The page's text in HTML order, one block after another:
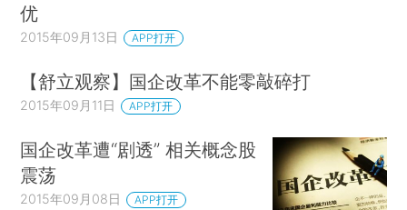
优
2015年09月13日 APP打开
【舒立观察】国企改革不能零敲碎打
2015年09月11日 APP打开
国企改革遭“剧透” 相关概念股
震荡
2015年09月08日 APP打开